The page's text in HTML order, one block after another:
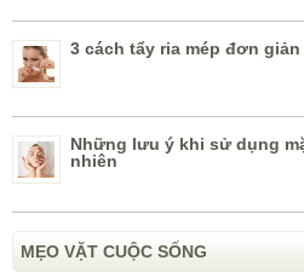
3 cách tẩy ria mép đơn giản
Những lưu ý khi sử dụng
nhiên
MẸO VẶT CUỘC SỐNG